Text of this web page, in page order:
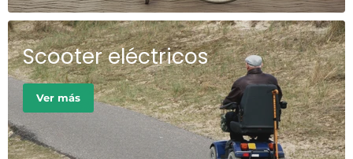
Scooter eléctricos
Ver más